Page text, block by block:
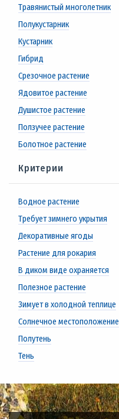
Травянистый многолетник
Полукустарник
Кустарник
Гибрид
Срезочное растение
Ядовитое растение
Душистое растение
Ползучее растение
Болотное растение
Критерии
Водное растение
Требует зимнего укрытия
Декоративные ягоды
Растение для рокария
В диком виде охраняется
Полезное растение
Зимует в холодной теплице
Солнечное местоположение
Полутень
Тень